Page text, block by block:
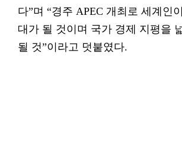
다”며 “경주 APEC 개최로 세계인
대가 될 것이며 국가 경제 지평을
될 것”이라고 덧붙였다.